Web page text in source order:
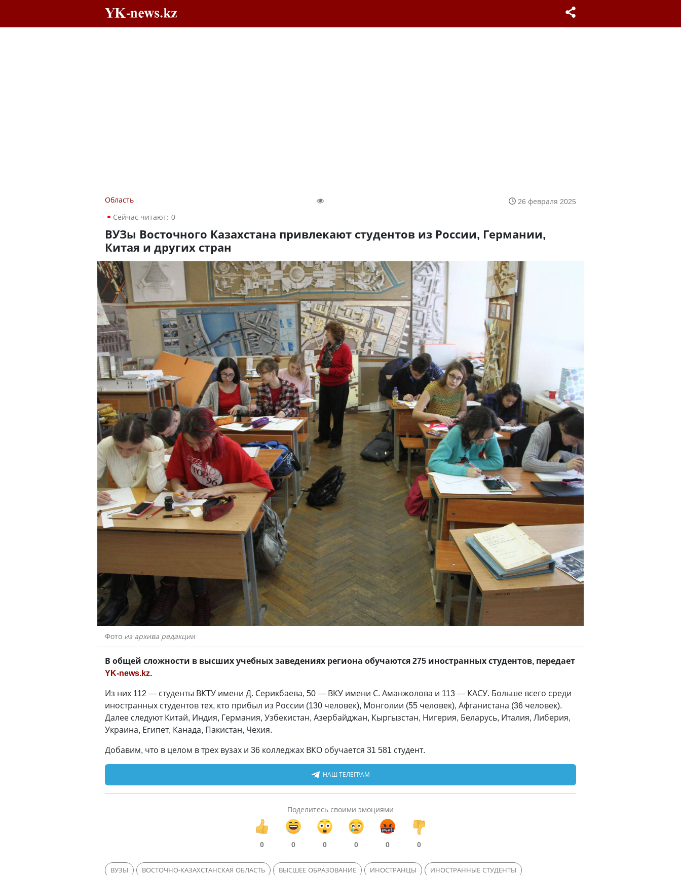
Область
26 февраля 2025
Сейчас читают: 0
ВУЗы Восточного Казахстана привлекают студентов из России, Германии,
Китая и других стран
Фото из архива редакции
В общей сложности в высших учебных заведениях региона обучаются 275 иностранных студентов, передает
YK-news.kz.
Из них 112 — студенты ВКТУ имени Д. Серикбаева, 50 — ВКУ имени С. Аманжолова и 113 — КАСУ. Больше всего среди
иностранных студентов тех, кто прибыл из России (130 человек), Монголии (55 человек), Афганистана (36 человек).
Далее следуют Китай, Индия, Германия, Узбекистан, Азербайджан, Кыргызстан, Нигерия, Беларусь, Италия, Либерия,
Украина, Египет, Канада, Пакистан, Чехия.
Добавим, что в целом в трех вузах и 36 колледжах ВКО обучается 31 581 студент.
НАШ ТЕЛЕГРАМ
Поделитесь своими эмоциями
0 0 0 0 0 0
ВУЗЫ ВОСТОЧНО-КАЗАХСТАНСКАЯ ОБЛАСТЬ ВЫСШЕЕ ОБРАЗОВАНИЕ ИНОСТРАНЦЫ ИНОСТРАННЫЕ СТУДЕНТЫ